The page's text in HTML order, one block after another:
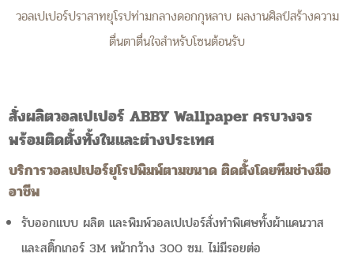
วอลเปเปอร์ปราสาทยุโรปท่ามกลางดอกกุหลาบ ผลงานศิลป์สร้างความ
ตื่นตาตื่นใจสำหรับโซนต้อนรับ
สั่งผลิตวอลเปเปอร์ ABBY Wallpaper ครบวงจร
พร้อมติดตั้งทั้งในและต่างประเทศ
บริการวอลเปเปอร์ยุโรปพิมพ์ตามขนาด ติดตั้งโดยทีมช่างมือ
อาชีพ
รับออกแบบ ผลิต และพิมพ์วอลเปเปอร์สั่งทำพิเศษทั้งผ้าแคนวาส
และสติ๊กเกอร์ 3M หน้ากว้าง 300 ซม. ไม่มีรอยต่อ